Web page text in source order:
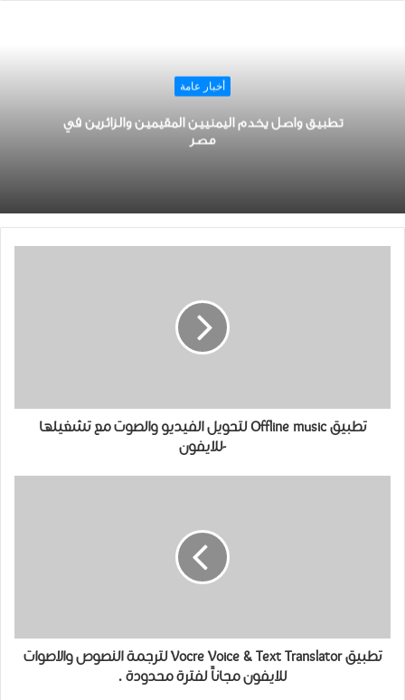
أخبار عامة
تطبيق واصل يخدم اليمنيين المقيمين والزائرين في
مصر
تطبيق Offline music لتحويل الفيديو والصوت مع تشغيلها
-للايفون
تطبيق Vocre Voice & Text Translator لترجمة النصوص والاصوات
للايفون مجاناً لفترة محدودة .